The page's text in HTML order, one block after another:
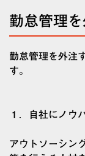
勤怠管理
勤怠管理を外注
す。
１．自社にノウ
アウトソーシン